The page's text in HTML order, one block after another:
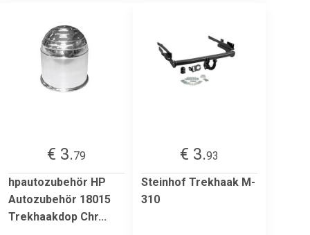
€ 3.79
hpautozubehör HP
Autozubehör 18015
Trekhaakdop Chr...
€ 3.93
Steinhof Trekhaak M-
310